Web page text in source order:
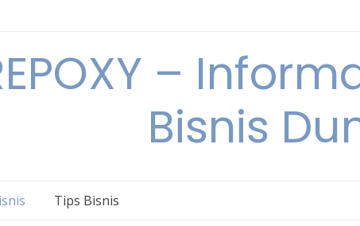
–
Bisnis
Tips Bisnis